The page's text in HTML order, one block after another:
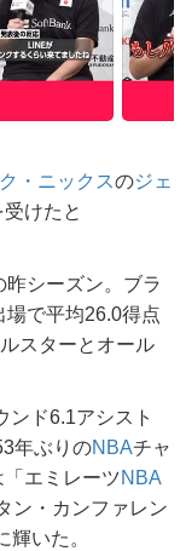
・ニックスのジェ
けたと
シーズン。ブラ
場で平均26.0得点
スターとオール
ド6.1アシスト
年ぶりのNBAチャ
エミレーツNBA
ン・カンファレン
いた。